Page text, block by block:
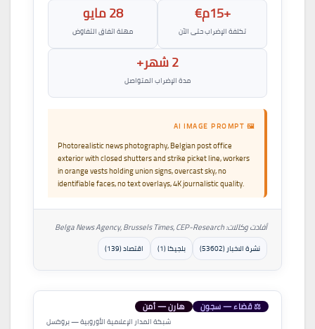
+15م€
تكلفة الإضراب حتى الآن
28 مايو
مهلة اتفاق التفاوض
2 شهر+
مدة الإضراب المتواصل
🖼 AI IMAGE PROMPT
Photorealistic news photography, Belgian post office
exterior with closed shutters and strike picket line, workers
in orange vests holding union signs, overcast sky, no
identifiable faces, no text overlays, 4K journalistic quality.
أفادت وكالات: Belga News Agency, Brussels Times, CEP-Research
نشرة الاخبار (53602) بلجيكا (1) اقتصاد (139)
⚖ قضاء — سجون هارن — أمن
شبكة المدار الإعلامية الأوروبية — بروكسل